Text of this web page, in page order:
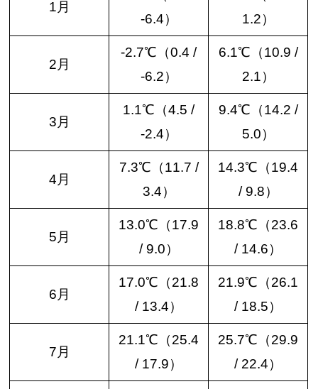
1月
-6.4）
1.2）
2月
-2.7℃（0.4 /
-6.2）
6.1℃（10.9 /
2.1）
3月
1.1℃（4.5 /
-2.4）
9.4℃（14.2 /
5.0）
4月
7.3℃（11.7 /
3.4）
14.3℃（19.4
/ 9.8）
5月
13.0℃（17.9
/ 9.0）
18.8℃（23.6
/ 14.6）
6月
17.0℃（21.8
/ 13.4）
21.9℃（26.1
/ 18.5）
7月
21.1℃（25.4
/ 17.9）
25.7℃（29.9
/ 22.4）